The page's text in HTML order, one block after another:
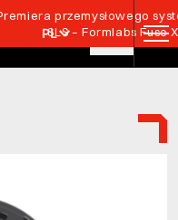
przemysłowego
SLS – Formlabs Fuse
PL